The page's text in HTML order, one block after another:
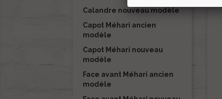
Calandre nouveau modèle
Capot Méhari ancien
modèle
Capot Méhari nouveau
modèle
Face avant Méhari ancien
modèle